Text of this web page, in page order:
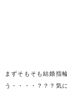
まずそもそも結婚指
う・・・・？？？気